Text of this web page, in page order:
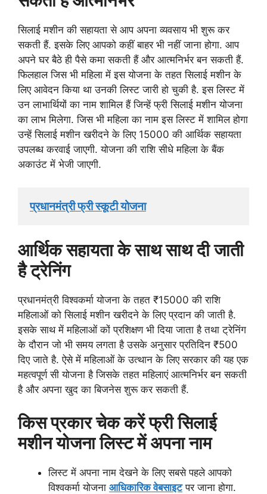
सिलाई मशीन की सहायता से आप अपना व्यवसाय भी शुरू कर
सकती हैं. इसके लिए आपको कहीं बाहर भी नहीं जाना होगा. आप
अपने घर बैठे ही पैसे कमा सकती हैं और आत्मनिर्भर बन सकती हैं.
फिलहाल जिस भी महिला में इस योजना के तहत सिलाई मशीन के
लिए आवेदन किया था उनकी लिस्ट जारी हो चुकी है. इस लिस्ट में
उन लाभार्थियों का नाम शामिल हैं जिन्हें फ्री सिलाई मशीन योजना
का लाभ मिलेगा. जिस भी महिला का नाम इस लिस्ट में शामिल होगा
उन्हें सिलाई मशीन खरीदने के लिए 15000 की आर्थिक सहायता
उपलब्ध करवाई जाएगी. योजना की राशि सीधे महिला के बैंक
अकाउंट में भेजी जाएगी.
प्रधानमंत्री फ्री स्कूटी योजना
आर्थिक सहायता के साथ साथ दी जाती
है ट्रेनिंग
प्रधानमंत्री विश्वकर्मा योजना के तहत ₹15000 की राशि
महिलाओं को सिलाई मशीन खरीदने के लिए प्रदान की जाती है.
इसके साथ में महिलाओं कों प्रशिक्षण भी दिया जाता है तथा ट्रेनिंग
के दौरान जो भी समय लगता है उसके अनुसार प्रतिदिन ₹500
दिए जाते है. ऐसे में महिलाओं के उत्थान के लिए सरकार की यह एक
महत्वपूर्ण सी योजना है जिसके तहत महिलाएं आत्मनिर्भर बन सकती
है और अपना खुद का बिजनेस शुरू कर सकती हैं.
किस प्रकार चेक करें फ्री सिलाई
मशीन योजना लिस्ट में अपना नाम
लिस्ट में अपना नाम देखने के लिए सबसे पहले आपको
विश्वकर्मा योजना आधिकारिक वेबसाइटपर जाना होगा.